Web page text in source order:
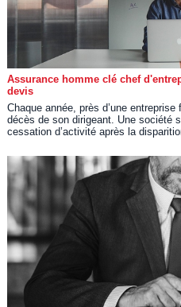
Assurance homme clé chef
devis
Chaque année, près d’une
décès de son dirigeant. Une société
cessation d’activité après la